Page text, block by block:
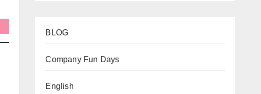
BLOG
Company Fun Days
English